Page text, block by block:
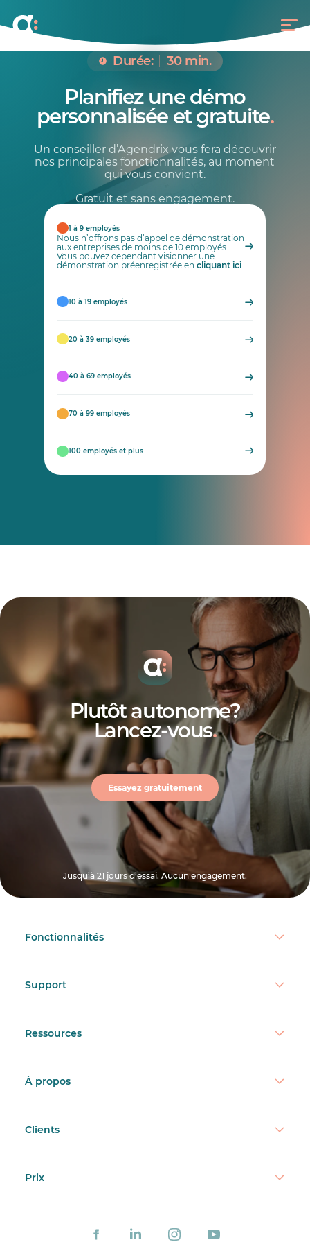
Durée: 30 min.
Planifiez une démo
personnalisée et gratuite.
Un conseiller d’Agendrix vous fera découvrir
nos principales fonctionnalités, au moment
qui vous convient.
Gratuit et sans engagement.
1 à 9 employés
Nous n’offrons pas d’appel de démonstration
aux entreprises de moins de 10 employés.
Vous pouvez cependant visionner une
démonstration préenregistrée encliquant ici.
10 à 19 employés
20 à 39 employés
40 à 69 employés
70 à 99 employés
100 employés et plus
Plutôt autonome?
Lancez-vous.
Essayez gratuitement
Jusqu’à 21 jours d’essai. Aucun engagement.
Fonctionnalités
Support
Ressources
À propos
Clients
Prix